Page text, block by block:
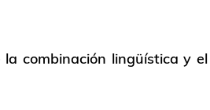
combinación lingüística y el